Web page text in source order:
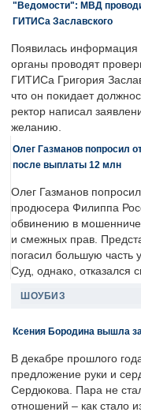
"Ведомости": МВД
ГИТИСа Заславского
Появилась информация
органы проводят
ГИТИСа Григория
что он покидает
ректор написал
желанию.
Олег Газманов попросил
после выплаты 12 млн
Олег Газманов
продюсера Филиппа
обвинению в
и смежных прав.
погасил большую часть
Суд, однако, отказался
ШОУБИЗ
Ксения Бородина вышла
В декабре прошлого
предложение руки и
Сердюкова. Пара не
отношений – как стало